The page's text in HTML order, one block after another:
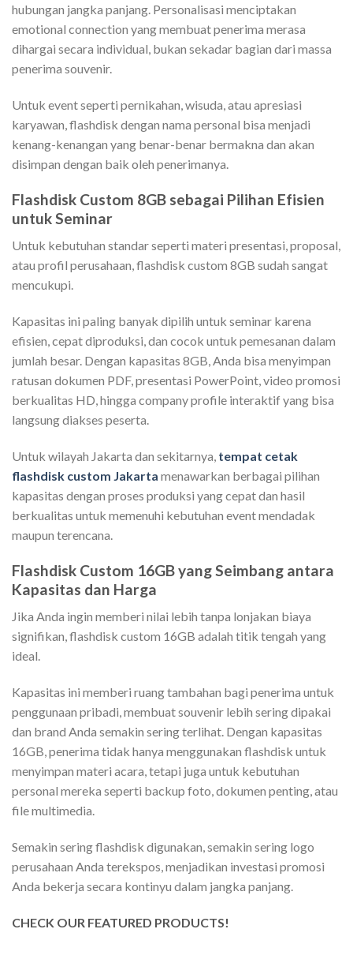
hubungan jangka panjang. Personalisasi menciptakan
emotional connection yang membuat penerima merasa
dihargai secara individual, bukan sekadar bagian dari massa
penerima souvenir.
Untuk event seperti pernikahan, wisuda, atau apresiasi
karyawan, flashdisk dengan nama personal bisa menjadi
kenang-kenangan yang benar-benar bermakna dan akan
disimpan dengan baik oleh penerimanya.
Flashdisk Custom 8GB sebagai Pilihan Efisien
untuk Seminar
Untuk kebutuhan standar seperti materi presentasi, proposal,
atau profil perusahaan, flashdisk custom 8GB sudah sangat
mencukupi.
Kapasitas ini paling banyak dipilih untuk seminar karena
efisien, cepat diproduksi, dan cocok untuk pemesanan dalam
jumlah besar. Dengan kapasitas 8GB, Anda bisa menyimpan
ratusan dokumen PDF, presentasi PowerPoint, video promosi
berkualitas HD, hingga company profile interaktif yang bisa
langsung diakses peserta.
Untuk wilayah Jakarta dan sekitarnya, tempat cetak
flashdisk custom Jakarta menawarkan berbagai pilihan
kapasitas dengan proses produksi yang cepat dan hasil
berkualitas untuk memenuhi kebutuhan event mendadak
maupun terencana.
Flashdisk Custom 16GB yang Seimbang antara
Kapasitas dan Harga
Jika Anda ingin memberi nilai lebih tanpa lonjakan biaya
signifikan, flashdisk custom 16GB adalah titik tengah yang
ideal.
Kapasitas ini memberi ruang tambahan bagi penerima untuk
penggunaan pribadi, membuat souvenir lebih sering dipakai
dan brand Anda semakin sering terlihat. Dengan kapasitas
16GB, penerima tidak hanya menggunakan flashdisk untuk
menyimpan materi acara, tetapi juga untuk kebutuhan
personal mereka seperti backup foto, dokumen penting, atau
file multimedia.
Semakin sering flashdisk digunakan, semakin sering logo
perusahaan Anda terekspos, menjadikan investasi promosi
Anda bekerja secara kontinyu dalam jangka panjang.
CHECK OUR FEATURED PRODUCTS!